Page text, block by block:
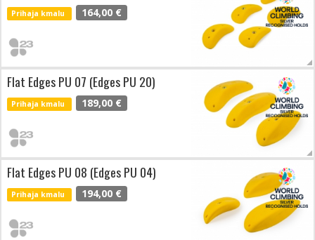
Prihaja kmalu 164,00 €
Flat Edges PU 07 (Edges PU 20)
Prihaja kmalu 189,00 €
Flat Edges PU 08 (Edges PU 04)
Prihaja kmalu 194,00 €